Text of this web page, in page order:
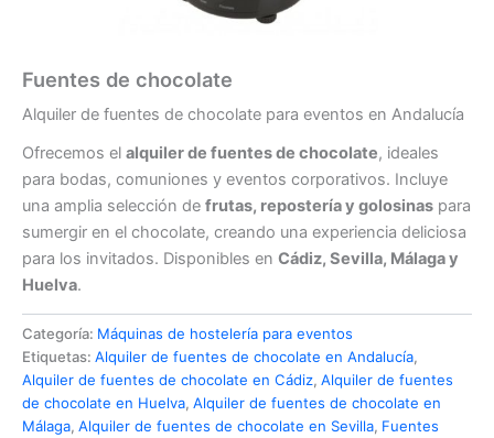
Fuentes de chocolate
Alquiler de fuentes de chocolate para eventos en Andalucía
Ofrecemos el alquiler de fuentes de chocolate, ideales
para bodas, comuniones y eventos corporativos. Incluye
una amplia selección de frutas, repostería y golosinas para
sumergir en el chocolate, creando una experiencia deliciosa
para los invitados. Disponibles en Cádiz, Sevilla, Málaga y
Huelva.
Categoría: Máquinas de hostelería para eventos
Etiquetas: Alquiler de fuentes de chocolate en Andalucía,
Alquiler de fuentes de chocolate en Cádiz, Alquiler de fuentes
de chocolate en Huelva, Alquiler de fuentes de chocolate en
Málaga, Alquiler de fuentes de chocolate en Sevilla, Fuentes